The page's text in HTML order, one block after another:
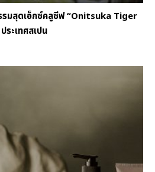
มสุดเอ็กซ์คลูซีฟ “Onitsuka Tiger
ระเทศสเปน